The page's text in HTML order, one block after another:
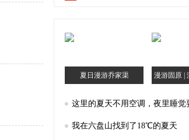
夏日漫游乔家渠 漫游固原 |
这里的夏天不用空调，夜里睡觉
我在六盘山找到了18℃的夏天